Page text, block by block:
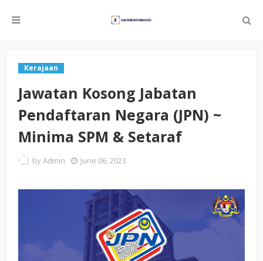
Kerajaan
Jawatan Kosong Jabatan
Pendaftaran Negara (JPN) ~
Minima SPM & Setaraf
byAdmin June 06, 2023